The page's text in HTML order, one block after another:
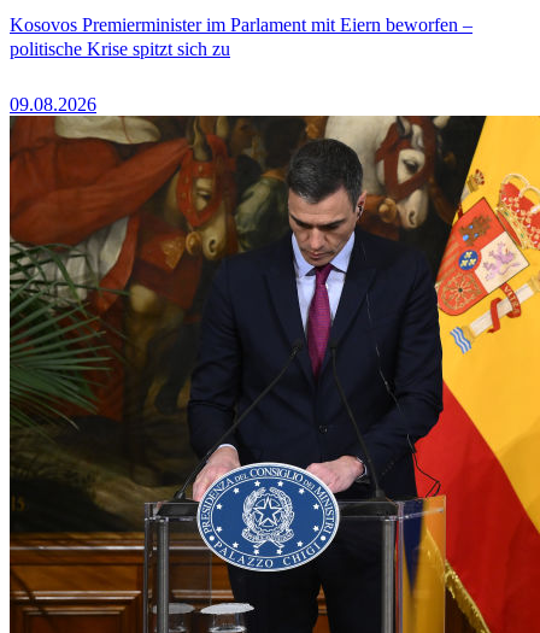
Kosovos Premierminister im Parlament mit Eiern beworfen –
politische Krise spitzt sich zu
09.08.2026